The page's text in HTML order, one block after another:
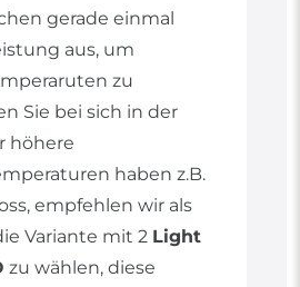
gerade einmal
aus, um
zu
Sie bei sich in der
höhere
haben z.B.
empfehlen wir als
Variante mit 2 Light
zu wählen, diese